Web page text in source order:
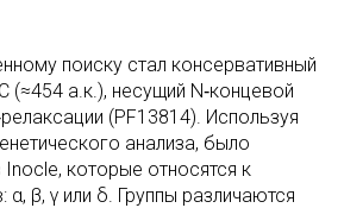
поиску стал консервативный
(≈454 а.к.), несущий N‑концевой
(PF13814). Используя
анализа, было
которые относятся к
α, β, γ или δ. Группы различаются